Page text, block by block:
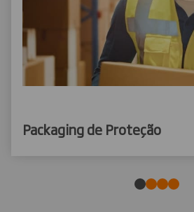
Packaging de Proteção